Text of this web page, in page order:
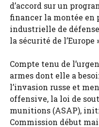
d’accord sur un
financer la montée en
industrielle de
la sécurité de l’Europe
Compte tenu de
armes dont elle a
l’invasion russe et
offensive, la loi de
munitions (ASAP),
Commission début